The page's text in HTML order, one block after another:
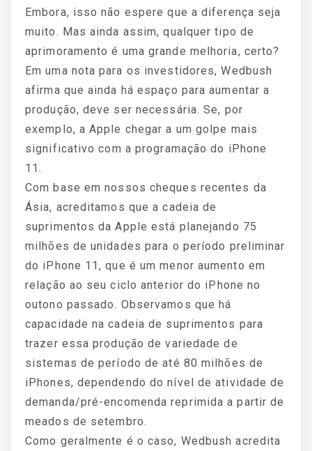
Embora, isso não espere que a diferença seja
muito. Mas ainda assim, qualquer tipo de
aprimoramento é uma grande melhoria, certo?
Em uma nota para os investidores, Wedbush
afirma que ainda há espaço para aumentar a
produção, deve ser necessária. Se, por
exemplo, a Apple chegar a um golpe mais
significativo com a programação do iPhone
11.
Com base em nossos cheques recentes da
Ásia, acreditamos que a cadeia de
suprimentos da Apple está planejando 75
milhões de unidades para o período preliminar
do iPhone 11, que é um menor aumento em
relação ao seu ciclo anterior do iPhone no
outono passado. Observamos que há
capacidade na cadeia de suprimentos para
trazer essa produção de variedade de
sistemas de período de até 80 milhões de
iPhones, dependendo do nível de atividade de
demanda/pré-encomenda reprimida a partir de
meados de setembro.
Como geralmente é o caso, Wedbush acredita